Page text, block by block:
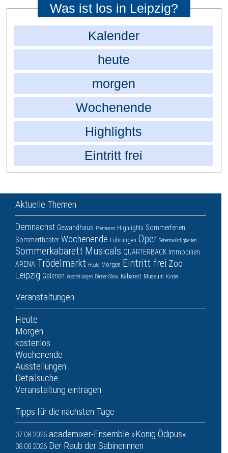
Was ist los in Leipzig?
Kalender
heute
morgen
Wochenende
Highlights
Eintritt frei
Aktuelle Themen
Demnächst Gewandhaus Premieren Highlights Sommerferien
Sommertheater Wochenende Führungen Oper Sehenswürdigkeiten
Sommerkabarett Musicals QUARTERBACK Immobilien
ARENA Trödelmarkt Heute Morgen Eintritt frei Zoo
Leipzig Galerien Ausstellungen Dinner-Show Kabarett Museum Kinder
Veranstaltungen
Heute
Morgen
kostenlos
Wochenende
Ausstellungen
Detailsuche
Veranstaltung eintragen
Tipps für die nächsten Tage
07.08.2026 academixer-Ensemble »König Ödipus«
08.08.2026 Der Raub der Sabinerinnen